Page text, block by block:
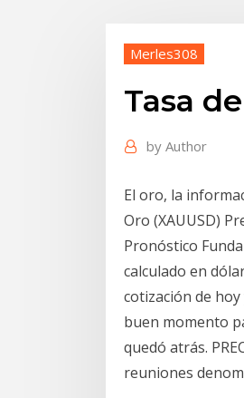
Merles308
Tasa
by Author
El oro, la
Oro (XAUUSD)
Pronóstico
calculado en
cotización de
buen momento
quedó atrás.
reuniones